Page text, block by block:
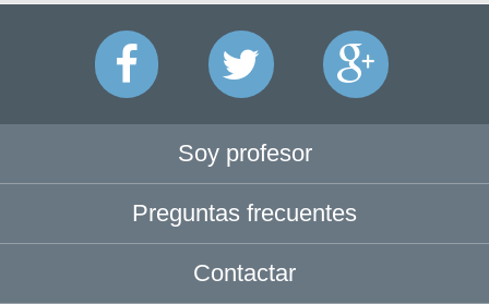
Soy profesor
Preguntas frecuentes
Contactar